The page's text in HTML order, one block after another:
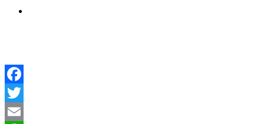
Facebook
Twitter